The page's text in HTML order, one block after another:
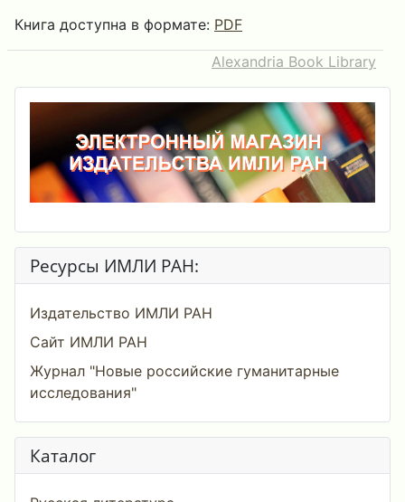
Книга доступна в формате: PDF
Alexandria Book Library
Ресурсы ИМЛИ РАН:
Издательство ИМЛИ РАН
Сайт ИМЛИ РАН
Журнал "Новые российские гуманитарные
исследования"
Каталог